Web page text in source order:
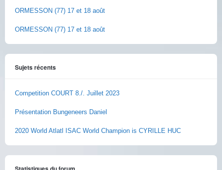
ORMESSON (77) 17 et 18 août
ORMESSON (77) 17 et 18 août
Sujets récents
Competition COURT 8./. Juillet 2023
Présentation Bungeneers Daniel
2020 World Atlatl ISAC World Champion is CYRILLE HUC